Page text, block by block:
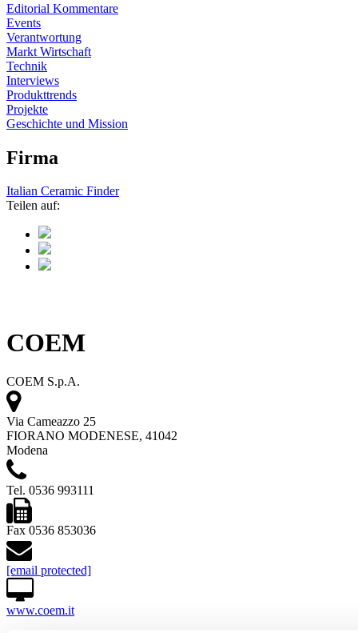
Editorial Kommentare
Events
Verantwortung
Markt Wirtschaft
Technik
Interviews
Produkttrends
Projekte
Geschichte und Mission
Firma
Italian Ceramic Finder
Teilen auf:
COEM
COEM S.p.A.
Via Cameazzo 25
FIORANO MODENESE, 41042
Modena
Tel. 0536 993111
Fax 0536 853036
[email protected]
www.coem.it